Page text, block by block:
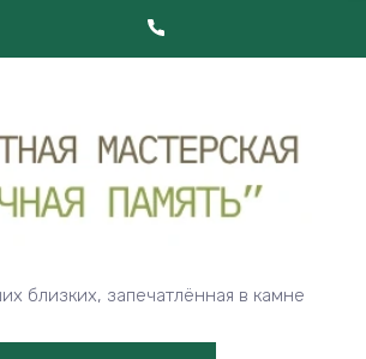
близких, запечатлённая в камне